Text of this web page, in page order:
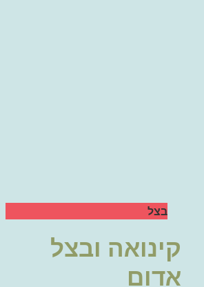
בצל
קינואה ובצל
אדום